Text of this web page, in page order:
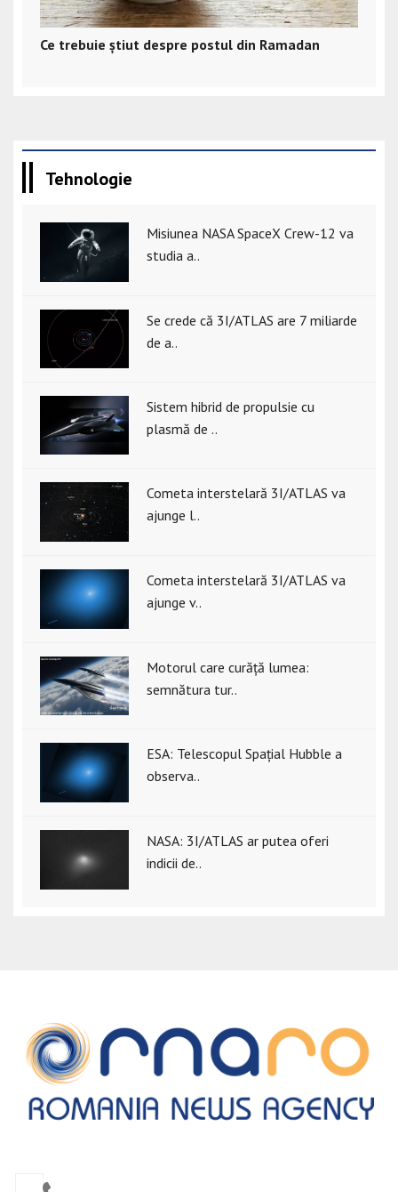
Ce trebuie știut despre postul din Ramadan
Tehnologie
Misiunea NASA SpaceX Crew-12 va
studia a..
Se crede că 3I/ATLAS are 7 miliarde
de a..
Sistem hibrid de propulsie cu
plasmă de ..
Cometa interstelară 3I/ATLAS va
ajunge l..
Cometa interstelară 3I/ATLAS va
ajunge v..
Motorul care curăță lumea:
semnătura tur..
ESA: Telescopul Spațial Hubble a
observa..
NASA: 3I/ATLAS ar putea oferi
indicii de..